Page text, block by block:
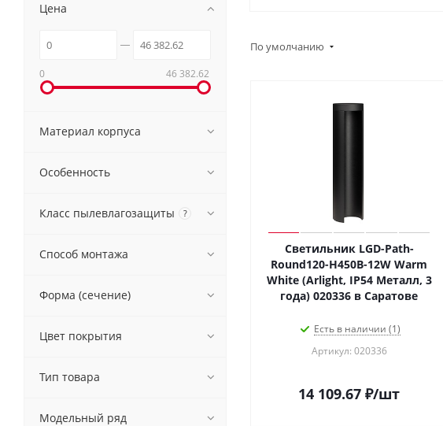
По умолчанию
Светильник LGD-Path-
Round120-H450B-12W Warm
White (Arlight, IP54 Металл, 3
года) 020336 в Саратове
Есть в наличии (1)
Артикул: 020336
14 109.67 ₽/шт
Цена
0 46 382.62
Материал корпуса
Особенность
Класс пылевлагозащиты ?
Способ монтажа
Форма (сечение)
Цвет покрытия
Тип товара
Модельный ряд